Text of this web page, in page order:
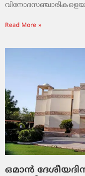
Read More »
ഒമാൻ